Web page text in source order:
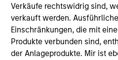
Verkäufe rechtswidrig sind,
verkauft werden.
Einschränkungen, die mit
Produkte verbunden sind,
der Anlageprodukte. Mir ist